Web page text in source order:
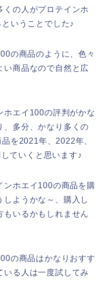
くの人がプロテインホ
いうことでした♪
の商品のように、色々
い商品なので自然と広
ホエイ100の評判がかな
、多分、かなり多くの
を2021年、2022年、
ていくと思います♪
ンホエイ100の商品を購
しようかな～、購入し
もいるかもしれません
の商品はかなりおすす
いる人は一度試してみ